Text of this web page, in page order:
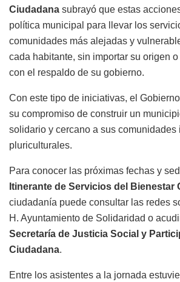
Ciudadana subrayó que estas
política municipal para llevar los
comunidades más alejadas y
cada habitante, sin importar su origen
con el respaldo de su gobierno.
Con este tipo de iniciativas, el
su compromiso de construir un
solidario y cercano a sus comunidades
pluriculturales.
Para conocer las próximas fechas y
Itinerante de Servicios del Bienestar
ciudadanía puede consultar las redes
H. Ayuntamiento de Solidaridad o
Secretaría de Justicia Social y
Ciudadana.
Entre los asistentes a la jornada